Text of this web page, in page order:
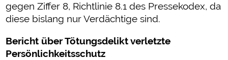
gegen Ziffer 8, Richtlinie 8.1 des Pressekodex, da
diese bislang nur Verdächtige sind.
Bericht über Tötungsdelikt verletzte
Persönlichkeitsschutz